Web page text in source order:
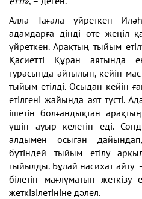
Алла Тағала үйреткен
адамдарға дінді өте жеңіл
үйреткен. Арақтың тыйым
Қасиетті Құран
турасында айтылып, кейін
тыйым етілді. Осыдан кейін
етілгені жайында аят түсті.
ішетін болғандықтан
үшін ауыр келетін еді.
алдымен осыған
бүтіндей тыйым етілу
тыйылды. Бұлай насихат айту
білетін мағлұматын жеткізу
жеткізілетініне дәлел.